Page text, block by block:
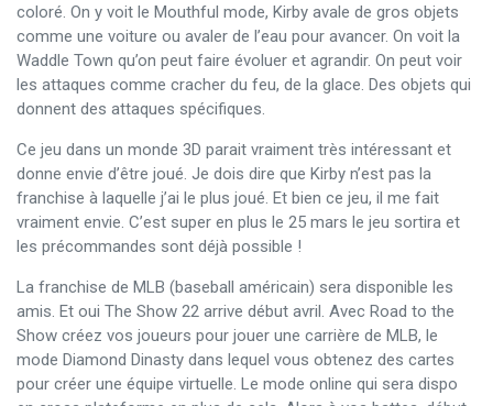
coloré. On y voit le Mouthful mode, Kirby avale de gros objets
comme une voiture ou avaler de l’eau pour avancer. On voit la
Waddle Town qu’on peut faire évoluer et agrandir. On peut voir
les attaques comme cracher du feu, de la glace. Des objets qui
donnent des attaques spécifiques.
Ce jeu dans un monde 3D parait vraiment très intéressant et
donne envie d’être joué. Je dois dire que Kirby n’est pas la
franchise à laquelle j’ai le plus joué. Et bien ce jeu, il me fait
vraiment envie. C’est super en plus le 25 mars le jeu sortira et
les précommandes sont déjà possible !
La franchise de MLB (baseball américain) sera disponible les
amis. Et oui The Show 22 arrive début avril. Avec Road to the
Show créez vos joueurs pour jouer une carrière de MLB, le
mode Diamond Dinasty dans lequel vous obtenez des cartes
pour créer une équipe virtuelle. Le mode online qui sera dispo